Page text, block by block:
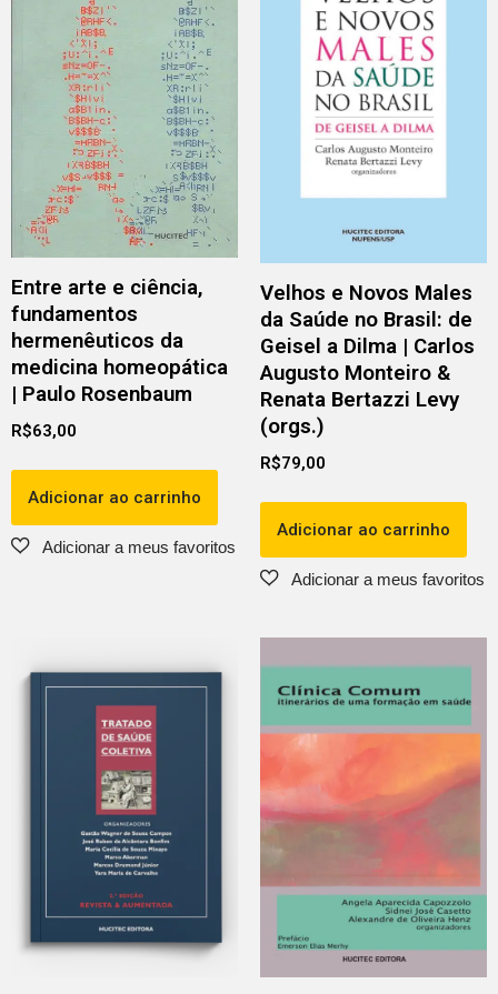
Entre arte e ciência,
fundamentos
hermenêuticos da
medicina homeopática
| Paulo Rosenbaum
R$63,00
Adicionar ao carrinho
Velhos e Novos Males
da Saúde no Brasil: de
Geisel a Dilma | Carlos
Augusto Monteiro &
Renata Bertazzi Levy
(orgs.)
R$79,00
Adicionar ao carrinho